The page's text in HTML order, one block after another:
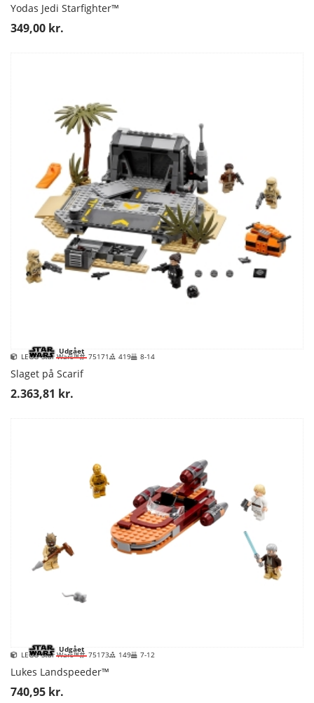
Yodas Jedi Starfighter™
349,00 kr.
Udgået
LEGO Star Wars™ 75171 419 8-14
Slaget på Scarif
2.363,81 kr.
Udgået
LEGO Star Wars™ 75173 149 7-12
Lukes Landspeeder™
740,95 kr.